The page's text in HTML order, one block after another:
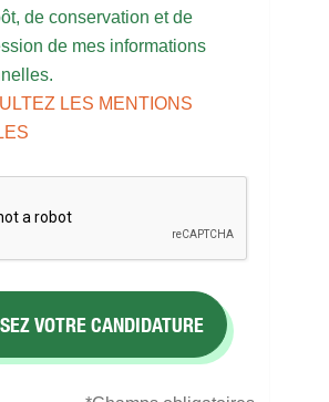
de conservation et de
de mes informations
LES MENTIONS